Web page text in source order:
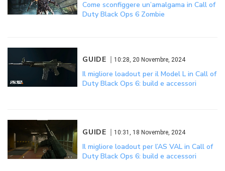
Come sconfiggere un’amalgama in Call of
Duty Black Ops 6 Zombie
GUIDE 10:28, 20 Novembre, 2024
Il migliore loadout per il Model L in Call of
Duty Black Ops 6: build e accessori
GUIDE 10:31, 18 Novembre, 2024
Il migliore loadout per l’AS VAL in Call of
Duty Black Ops 6: build e accessori